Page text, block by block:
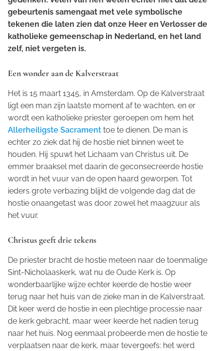
gebeurtenis samengaat met vele symbolische
tekenen die laten zien dat onze Heer en Verlosser de
katholieke gemeenschap in Nederland, en het land
zelf, niet vergeten is.
Een wonder aan de Kalverstraat
Het is 15 maart 1345, in Amsterdam. Op de Kalverstraat
ligt een man zijn laatste moment af te wachten, en er
wordt een katholieke priester geroepen om hem het
Allerheiligste Sacrament toe te dienen. De man is
echter zo ziek dat hij de hostie niet binnen weet te
houden. Hij spuwt het Lichaam van Christus uit. De
emmer braaksel met daarin de geconsecreerde hostie
wordt in het vuur van de open haard geworpen. Tot
ieders grote verbazing blijkt de volgende dag dat de
hostie onaangetast was door zowel het maagzuur als
het vuur.
Christus geeft drie tekens
De priester bracht de hostie meteen naar de toenmalige
Sint-Nicholaaskerk, wat nu de Oude Kerk is. Op
wonderbaarlijke wijze echter keerde de hostie weer
terug naar het huis van de zieke man in de Kalverstraat.
Dit keer werd de hostie in een plechtige processie naar
de kerk gebracht, maar weer keerde het nadien terug
naar het huis. Nog eenmaal probeerde men de hostie te
verplaatsen naar de kerk, maar tevergeefs: het werd